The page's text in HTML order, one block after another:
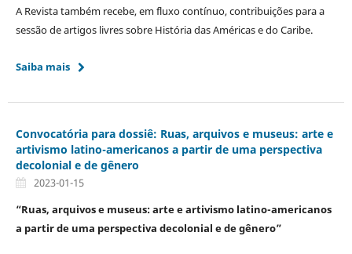
A Revista também recebe, em fluxo contínuo, contribuições para a
sessão de artigos livres sobre História das Américas e do Caribe.
Saiba mais
Convocatória para dossiê: Ruas, arquivos e museus: arte e
artivismo latino-americanos a partir de uma perspectiva
decolonial e de gênero
2023-01-15
“Ruas, arquivos e museus: arte e artivismo latino-americanos
a partir de uma perspectiva decolonial e de gênero”